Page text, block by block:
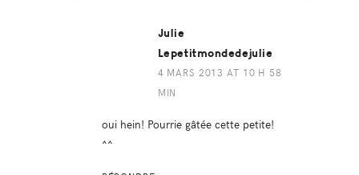
Julie
Lepetitmondedejulie
4 MARS 2013 AT 10 H 58
MIN
oui hein! Pourrie gâtée cette petite!
^^